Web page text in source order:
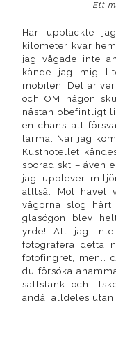
Ett
Här upptäckte
kilometer kvar
jag vågade inte
kände jag mig
mobilen. Det är
och OM någon
nästan obefintligt
en chans att
larma. När jag
Kusthotellet
sporadiskt – även
jag upplever
alltså. Mot havet
vågorna slog
glasögon blev
yrde! Att jag
fotografera detta
fotofingret, men..
du försöka
saltstänk och
ändå, alldeles